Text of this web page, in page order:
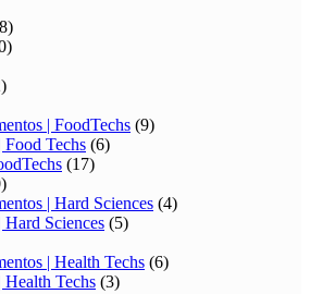
| FoodTechs (9)
Food Techs (6)
(17)
| Hard Sciences (4)
Hard Sciences (5)
| Health Techs (6)
Health Techs (3)